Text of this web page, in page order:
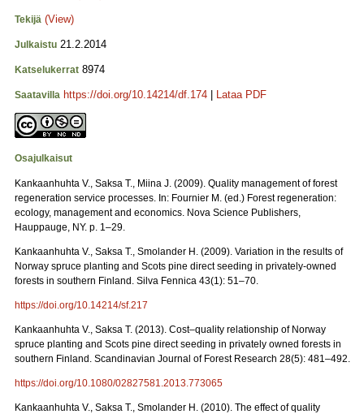
Tekijä (View)
Julkaistu 21.2.2014
Katselukerrat 8974
Saatavilla https://doi.org/10.14214/df.174 Lataa PDF
Osajulkaisut
Kankaanhuhta V., Saksa T., Miina J. (2009). Quality management of forest
regeneration service processes. In: Fournier M. (ed.) Forest regeneration:
ecology, management and economics. Nova Science Publishers,
Hauppauge, NY. p. 1–29.
Kankaanhuhta V., Saksa T., Smolander H. (2009). Variation in the results of
Norway spruce planting and Scots pine direct seeding in privately-owned
forests in southern Finland. Silva Fennica 43(1): 51–70.
https://doi.org/10.14214/sf.217
Kankaanhuhta V., Saksa T. (2013). Cost–quality relationship of Norway
spruce planting and Scots pine direct seeding in privately owned forests in
southern Finland. Scandinavian Journal of Forest Research 28(5): 481–492.
https://doi.org/10.1080/02827581.2013.773065
Kankaanhuhta V., Saksa T., Smolander H. (2010). The effect of quality